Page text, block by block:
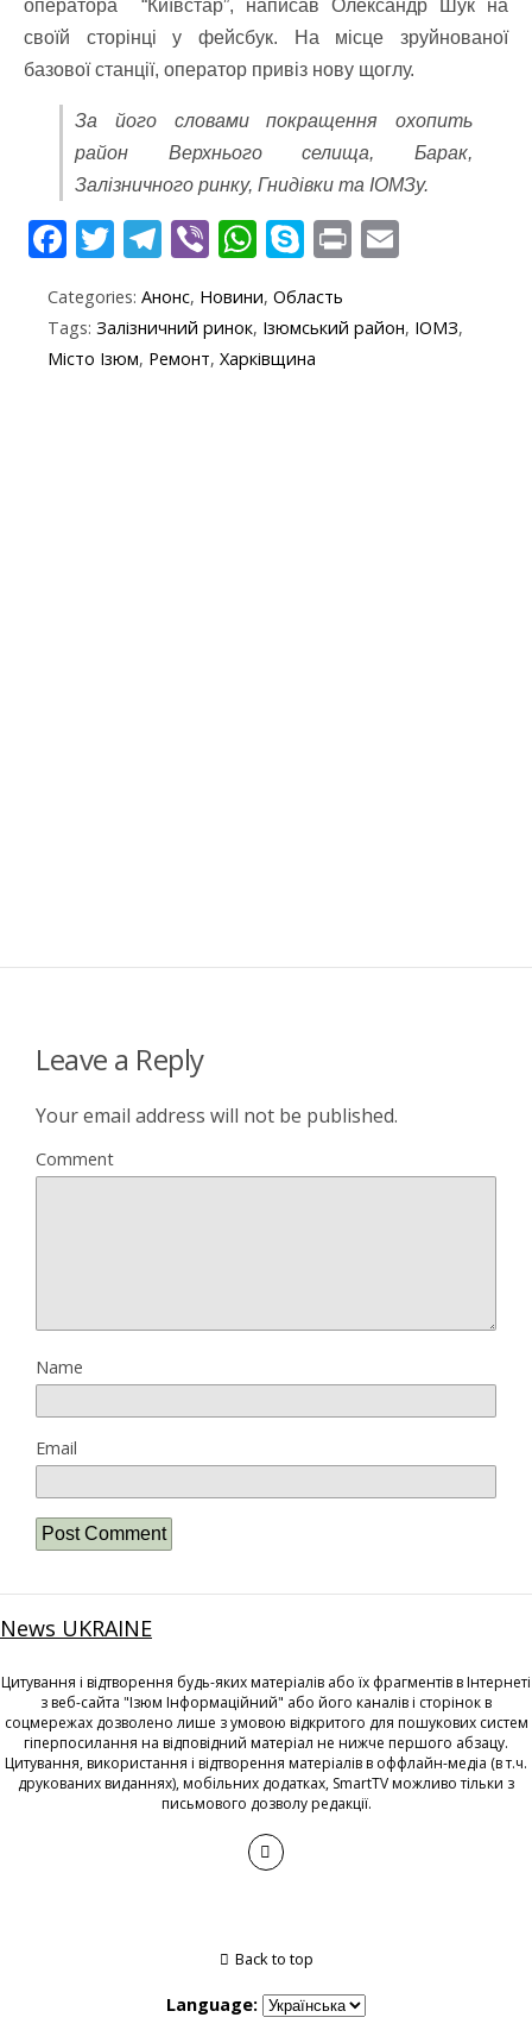
оператора “Київстар”, написав Олександр Шук на
своїй сторінці у фейсбук. На місце зруйнованої
базової станції, оператор привіз нову щоглу.
За його словами покращення охопить
район Верхнього селища, Барак,
Залізничного ринку, Гнидівки та ІОМЗу.
F
e
b
T
itt
er
T
e
gr
Vi
er
W
at
s
S
y
p
Pr
t ai
l
Categories: Анонс, Новини, Область
Tags: Залізничний ринок, Ізюмський район, ІОМЗ,
Місто Ізюм, Ремонт, Харківщина
Leave a Reply
Your email address will not be published.
Comment
Name
Email
News UKRAINE
Цитування і відтворення будь-яких матеріалів або їх фрагментів в Інтернеті
з веб-сайта "Ізюм Інформаційний" або його каналів і сторінок в
соцмережах дозволено лише з умовою відкритого для пошукових систем
гіперпосилання на відповідний матеріал не нижче першого абзацу.
Цитування, використання і відтворення матеріалів в оффлайн-медіа (в т.ч.
друкованих виданнях), мобільних додатках, SmartTV можливо тільки з
письмового дозволу редакції.
Back to top
Language: